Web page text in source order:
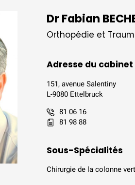
Dr Fabian
Orthopédie et
Adresse du
151, avenue Salentiny
L-9080 Ettelbruck
81 06 16
81 98 88
Sous-Spécialités
Chirurgie de la colonne